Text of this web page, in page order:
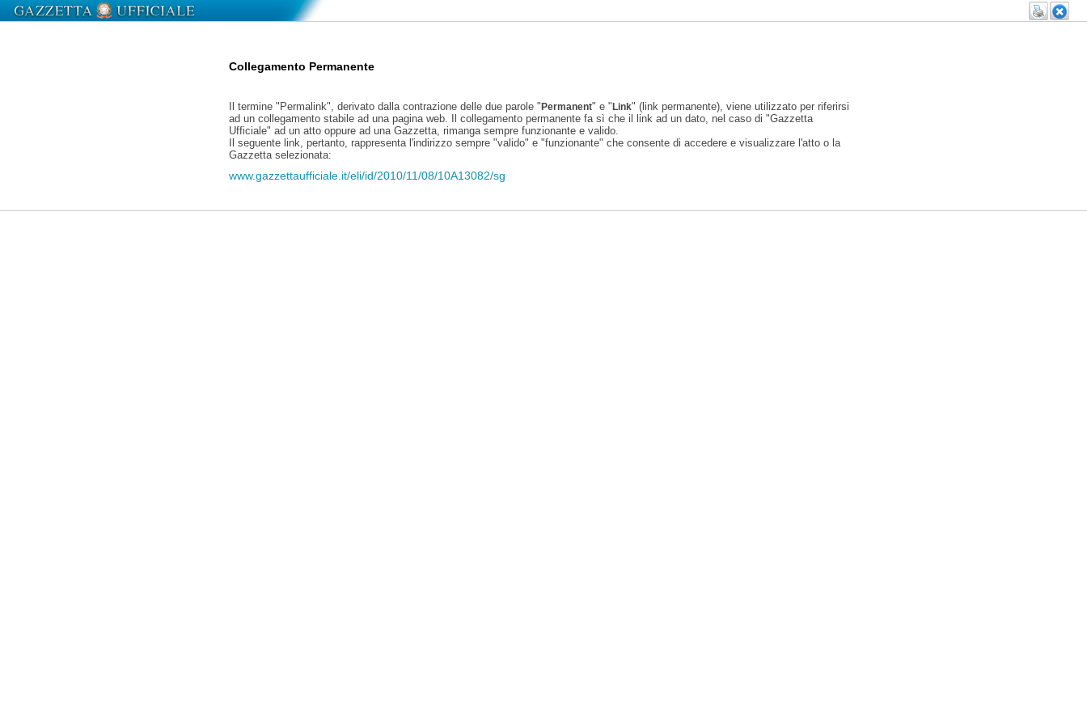
Collegamento Permanente
Il termine "Permalink", derivato dalla contrazione delle due parole "Permanent" e "Link" (link permanente), viene utilizzato per riferirsi
ad un collegamento stabile ad una pagina web. Il collegamento permanente fa sì che il link ad un dato, nel caso di "Gazzetta
Ufficiale" ad un atto oppure ad una Gazzetta, rimanga sempre funzionante e valido.
Il seguente link, pertanto, rappresenta l'indirizzo sempre "valido" e "funzionante" che consente di accedere e visualizzare l'atto o la
Gazzetta selezionata:
www.gazzettaufficiale.it/eli/id/2010/11/08/10A13082/sg